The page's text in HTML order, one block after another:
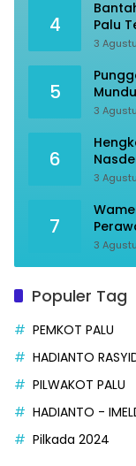
4
Palu
3
5
3
6
3
7
3
Populer Tag
PEMKOT PALU
HADIANTO
PILWAKOT PALU
HADIANTO -
Pilkada 2024